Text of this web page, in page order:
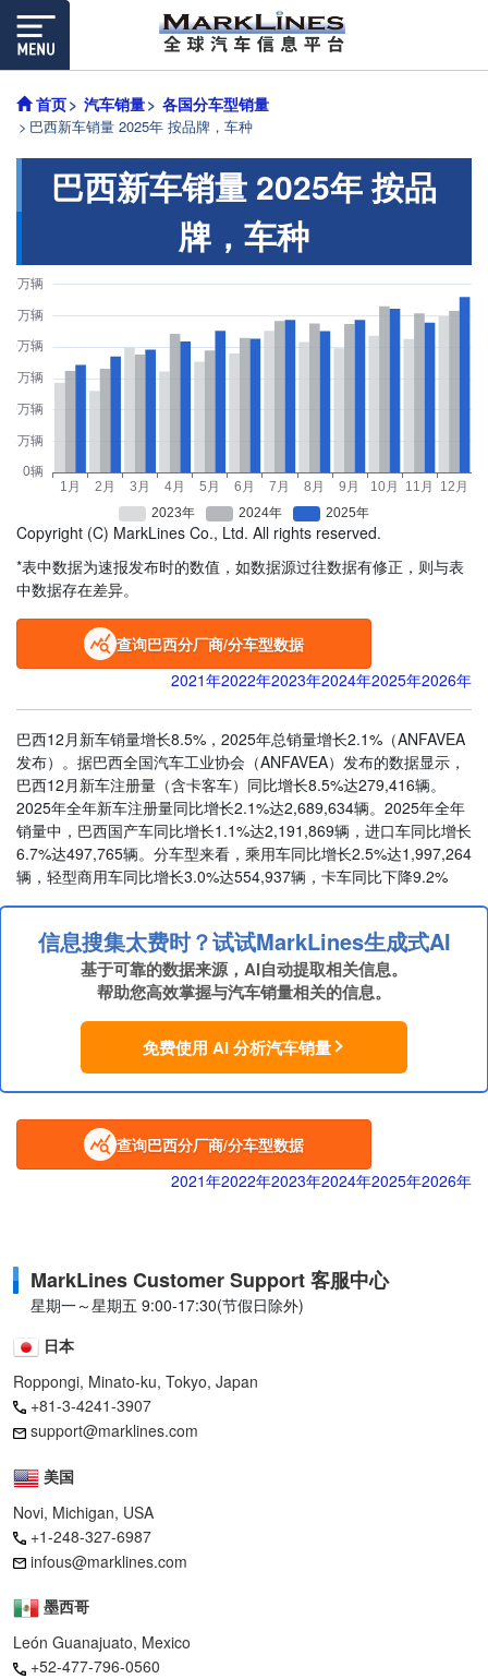
首页 汽车销量 各国分车型销量
巴西新车销量 2025年 按品牌，车种
巴西新车销量 2025年 按品
牌，车种
Copyright (C) MarkLines Co., Ltd. All rights reserved.
*表中数据为速报发布时的数值，如数据源过往数据有修正，则与表
中数据存在差异。
查询巴西分厂商/分车型数据
2021年2022年2023年2024年2025年2026年
巴西12月新车销量增长8.5%，2025年总销量增长2.1%（ANFAVEA
发布）。据巴西全国汽车工业协会（ANFAVEA）发布的数据显示，
巴西12月新车注册量（含卡客车）同比增长8.5%达279,416辆。
2025年全年新车注册量同比增长2.1%达2,689,634辆。2025年全年
销量中，巴西国产车同比增长1.1%达2,191,869辆，进口车同比增长
6.7%达497,765辆。分车型来看，乘用车同比增长2.5%达1,997,264
辆，轻型商用车同比增长3.0%达554,937辆，卡车同比下降9.2%
信息搜集太费时？试试MarkLines生成式AI
基于可靠的数据来源，AI自动提取相关信息。
帮助您高效掌握与汽车销量相关的信息。
免费使用 AI 分析汽车销量
查询巴西分厂商/分车型数据
2021年2022年2023年2024年2025年2026年
MarkLines Customer Support 客服中心
星期一～星期五 9:00-17:30(节假日除外)
日本
Roppongi, Minato-ku, Tokyo, Japan
+81-3-4241-3907
support@marklines.com
美国
Novi, Michigan, USA
+1-248-327-6987
infous@marklines.com
墨西哥
León Guanajuato, Mexico
+52-477-796-0560